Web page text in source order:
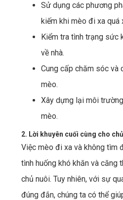
Sử dụng các phương
kiếm khi mèo đi xa quá
Kiểm tra tình trạng sức
về nhà.
Cung cấp chăm sóc và
mèo.
Xây dựng lại môi
mèo.
2. Lời khuyên cuối cùng cho
Việc mèo đi xa và không tìm
tình huống khó khăn và căng
chủ nuôi. Tuy nhiên, với sự
đúng đắn, chúng ta có thể